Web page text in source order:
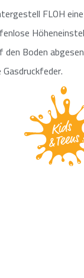
FLOH
Boden